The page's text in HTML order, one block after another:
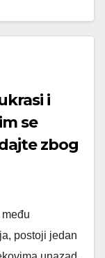
i
se
zbog
postoji jedan